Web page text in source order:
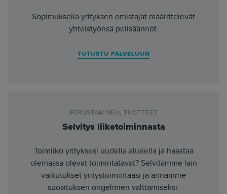
Sopimuksella yrityksen omistajat määrittelevät
yhteistyönsä pelisäännöt.
TUTUSTU PALVELUUN
PERUSTAMINEN, TUOTTEET
Selvitys liiketoiminnasta
Toimiiko yrityksesi uudella alueella ja haastaa
olemassa olevat toimintatavat? Selvitämme lain
vaikutukset yritystoimintaasi ja annamme
suosituksen ongelmien välttämiseksi.